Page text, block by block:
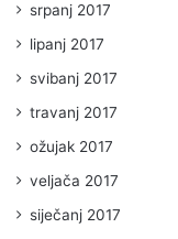
srpanj 2017
lipanj 2017
svibanj 2017
travanj 2017
ožujak 2017
veljača 2017
siječanj 2017